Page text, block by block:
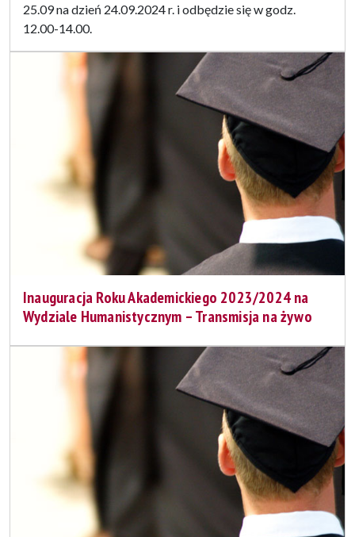
25.09 na dzień 24.09.2024 r. i odbędzie się w godz.
12.00-14.00.
Inauguracja Roku Akademickiego 2023/2024 na
Wydziale Humanistycznym – Transmisja na żywo